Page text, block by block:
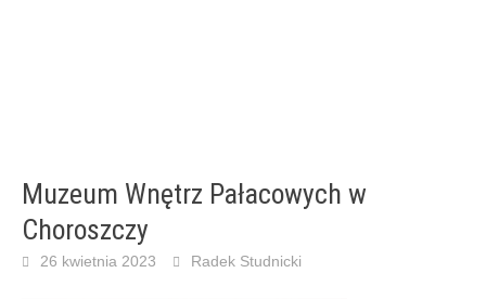
Muzeum Wnętrz Pałacowych w
Choroszczy
26 kwietnia 2023 Radek Studnicki